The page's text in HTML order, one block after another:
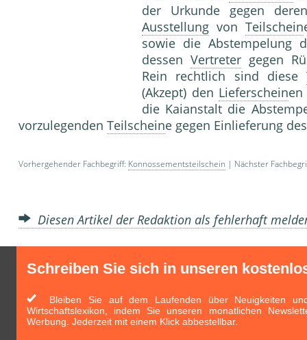
der Urkunde gegen
Ausstellung von Teilschein
sowie die Abstempelung
dessen Vertretergegen
Rein rechtlich sind diese
(Akzept) den Lieferschein
die Kaianstalt die
vorzulegenden Teilscheine gegen Einlieferung
Vorhergehender Fachbegriff: Konnossementsteilschein | Nächster
Diesen Artikel der Redaktion als fehlerhaft
Schreiben Sie sich in unseren
Bleiben Sie auf dem Laufenden über Neuigkeiten
Wirtschaftslexikon, indem Sie unseren monatlichen
Werbung. Jederzeit mit einem Klick abbestellbar.